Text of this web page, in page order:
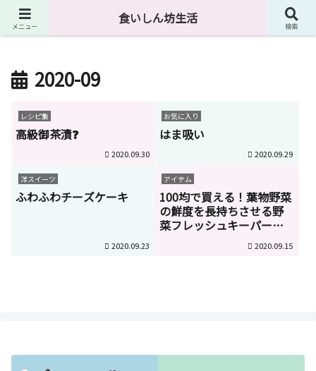
４０代独身男が食に関して様々なものを紹介しています。
2020-09
レシピ集
高級御茶漬❓
2020.09.30
お気に入り
はま吸い
2020.09.29
洋スイーツ
ふわふわチーズケーキ
2020.09.23
アイテム
100均で買える！葉物野菜
の鮮度を長持ちさせる野
菜フレッシュキーパーの
2020.09.15
メニュー
食いしん坊生活
検索